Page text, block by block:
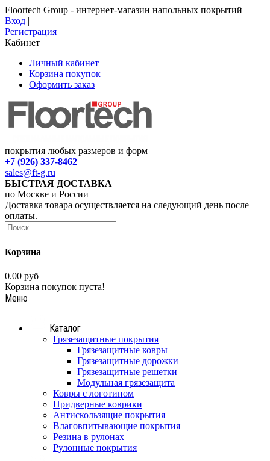
Floortech Group - интернет-магазин напольных покрытий
Вход |
Регистрация
Кабинет
Личный кабинет
Корзина покупок
Оформить заказ
покрытия любых размеров и форм
+7 (926) 337-8462
sales@ft-g.ru
БЫСТРАЯ ДОСТАВКА
по Москве и России
Доставка товара осуществляется на следующий день после
оплаты.
Корзина
0.00 руб
Корзина покупок пуста!
Меню
Каталог
Грязезащитные покрытия
Грязезащитные ковры
Грязезащитные дорожки
Грязезащитные решетки
Модульная грязезащита
Ковры с логотипом
Придверные коврики
Антискользящие покрытия
Влаговпитывающие покрытия
Резина в рулонах
Рулонные покрытия